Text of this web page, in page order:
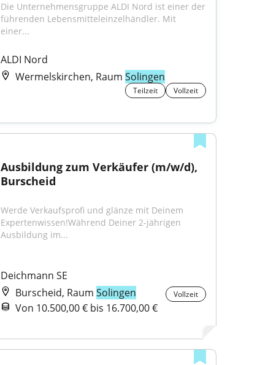
Die Unternehmensgruppe ALDI Nord ist einer der
führenden Lebensmitteleinzelhändler. Mit
einer...
ALDI Nord
Wermelskirchen, Raum Solingen
Teilzeit Vollzeit
Ausbildung zum Verkäufer (m/w/d),
Burscheid
Werde Verkaufsprofi und glänze mit Deinem
Expertenwissen!Während Deiner 2-jährigen
Ausbildung im...
Deichmann SE
Burscheid, Raum Solingen Vollzeit
Von 10.500,00 € bis 16.700,00 €